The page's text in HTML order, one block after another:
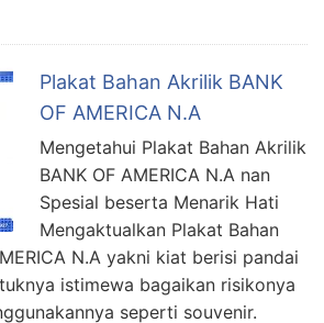
Plakat Bahan Akrilik BANK
OF AMERICA N.A
Mengetahui Plakat Bahan Akrilik
BANK OF AMERICA N.A nan
Spesial beserta Menarik Hati
Mengaktualkan Plakat Bahan
N.A yakni kiat berisi pandai
istimewa bagaikan risikonya
seperti souvenir.